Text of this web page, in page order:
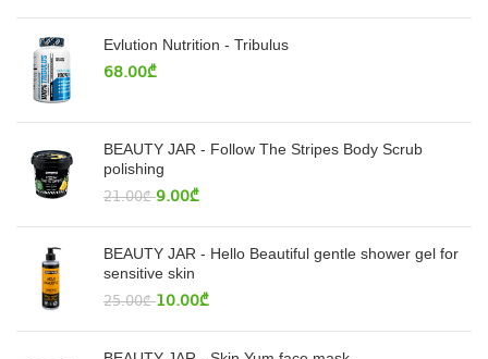
Evlution Nutrition - Tribulus
68.00₾
BEAUTY JAR - Follow The Stripes Body Scrub
polishing
21.00₾ 9.00₾
BEAUTY JAR - Hello Beautiful gentle shower gel for
sensitive skin
25.00₾ 10.00₾